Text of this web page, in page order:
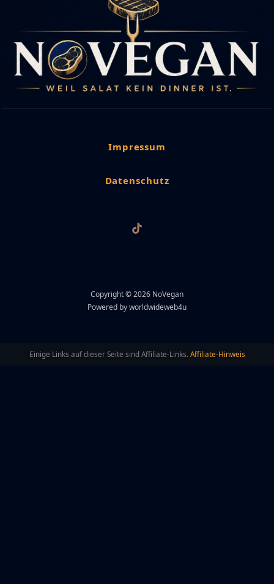
Impressum
Datenschutz
Copyright © 2026 NoVegan
Powered by worldwideweb4u
Einige Links auf dieser Seite sind Affiliate-Links. Affiliate-Hinweis